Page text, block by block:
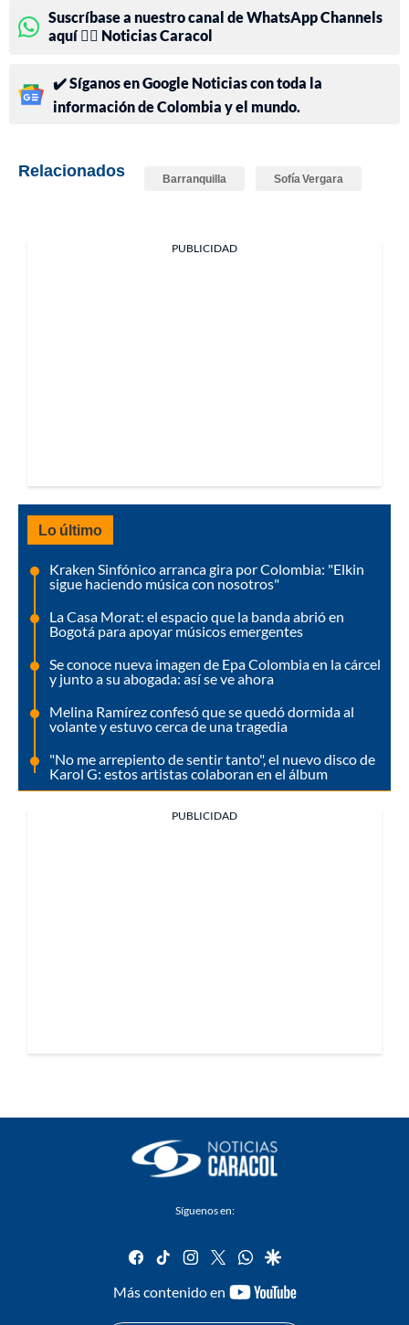
Suscríbase a nuestro canal de WhatsApp Channels
aquí 👉🏻 Noticias Caracol
✔️ Síganos en Google Noticias con toda la
información de Colombia y el mundo.
Relacionados Barranquilla Sofía Vergara
PUBLICIDAD
Lo último
Kraken Sinfónico arranca gira por Colombia: "Elkin
sigue haciendo música con nosotros"
La Casa Morat: el espacio que la banda abrió en
Bogotá para apoyar músicos emergentes
Se conoce nueva imagen de Epa Colombia en la cárcel
y junto a su abogada: así se ve ahora
Melina Ramírez confesó que se quedó dormida al
volante y estuvo cerca de una tragedia
"No me arrepiento de sentir tanto", el nuevo disco de
Karol G: estos artistas colaboran en el álbum
PUBLICIDAD
Síguenos en:
facebook
tiktok instagram
twitterwhatsapp
google
Más contenido en
youtube-